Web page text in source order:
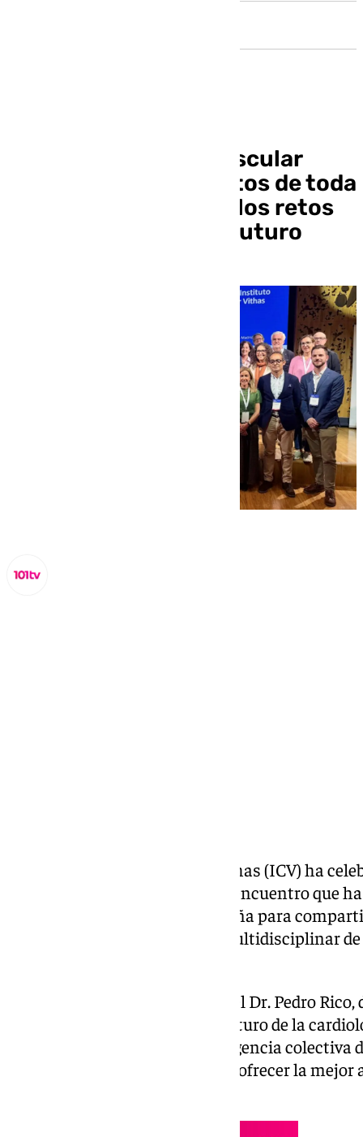
El Instituto Cardiovascular
Vithas reúne a expertos de toda
España para abordar los retos
de la cardiología del futuro
El Instituto Cardiovascular Vithas (ICV) ha
segunda jornada científica, un encuentro que
hospitales Vithas de toda España para
reflexiones sobre el abordaje multidisciplinar
La jornada fue inaugurada por el Dr. Pedro
Vithas, quien destacó que «el futuro de la
individualidad, sino en la inteligencia colectiva
comparten un mismo objetivo: ofrecer la